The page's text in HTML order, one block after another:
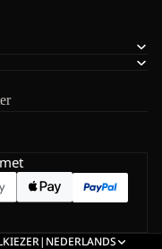
| NEDERLANDS